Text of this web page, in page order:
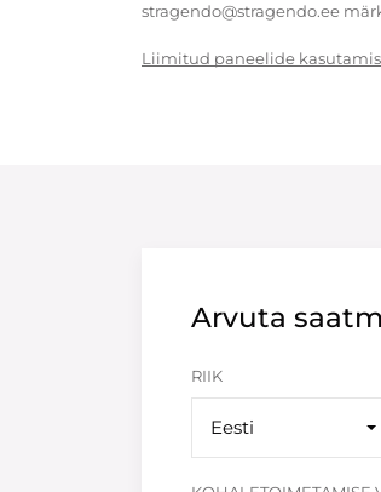
stragendo@stragendo.ee
Liimitud paneelide
Arvuta
RIIK
Eesti